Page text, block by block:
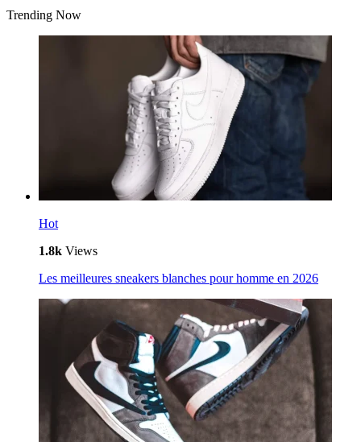
Trending Now
Hot
1.8k Views
Les meilleures sneakers blanches pour homme en 2026